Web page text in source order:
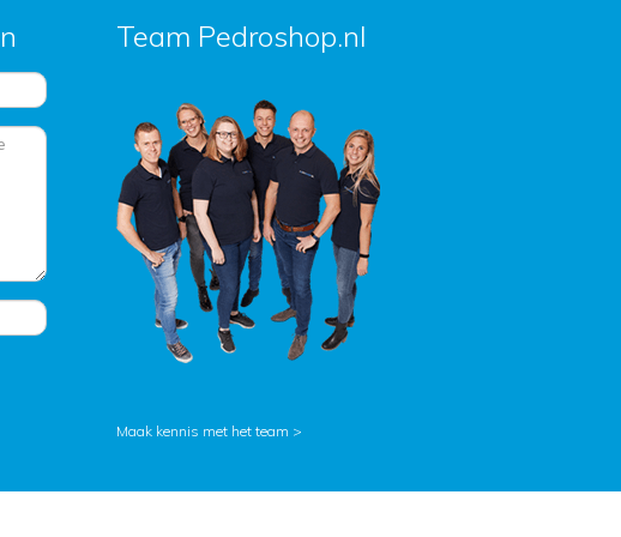
Team Pedroshop.nl
Maak kennis met het team >